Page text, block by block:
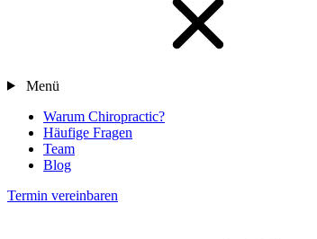
Menü
Warum Chiropractic?
Häufige Fragen
Team
Blog
Termin vereinbaren